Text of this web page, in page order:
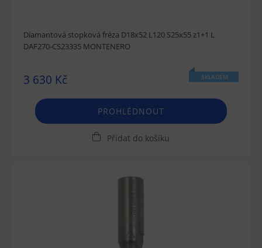
Diamantová stopková fréza D18x52 L120 S25x55 z1+1 L
DAF270-CS23335 MONTENERO
3 630 Kč SKLADEM
PROHLÉDNOUT
Přidat do košíku